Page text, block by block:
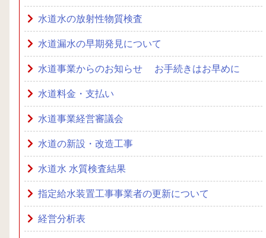
水道水の放射性物質検査
水道漏水の早期発見について
水道事業からのお知らせ お手続きはお早めに
水道料金・支払い
水道事業経営審議会
水道の新設・改造工事
水道水 水質検査結果
指定給水装置工事事業者の更新について
経営分析表